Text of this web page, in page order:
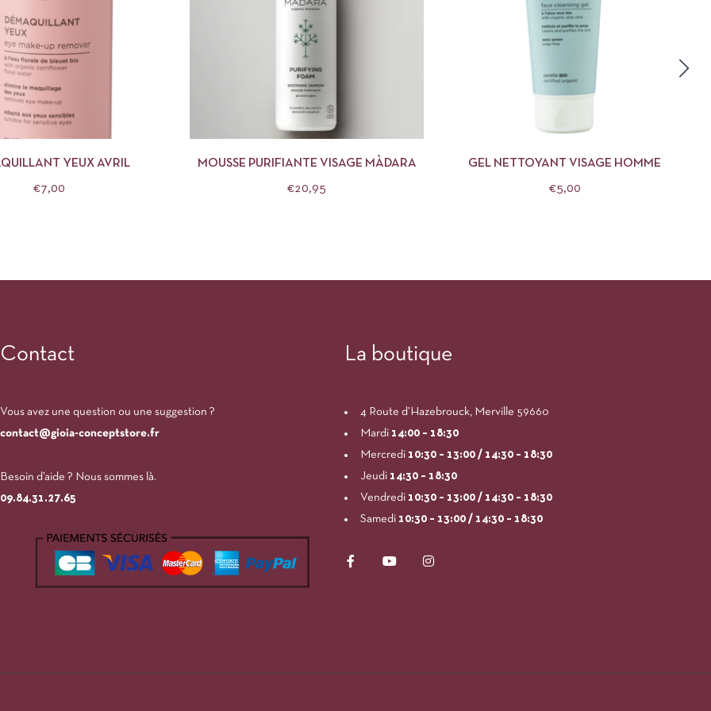
APERÇU
YEUX AVRIL
€7,00
AJOUTER AU PANIER
MOUSSE PURIFIANTE VISAGE MÀDARA
€20,95
GEL NETTOYANT VISAGE HOMME
€5,00
Contact
Vous avez une question ou une suggestion ?
contact@gioia-conceptstore.fr
Besoin d’aide ? Nous sommes là.
09.84.31.27.65
La boutique
4 Route d’Hazebrouck, Merville 59660
Mardi 14:00– 18:30
Mercredi 10:30 – 13:00 / 14:30 – 18:30
Jeudi 14:30 – 18:30
Vendredi10:30 – 13:00 / 14:30 – 18:30
Samedi 10:30 – 13:00 / 14:30 – 18:30